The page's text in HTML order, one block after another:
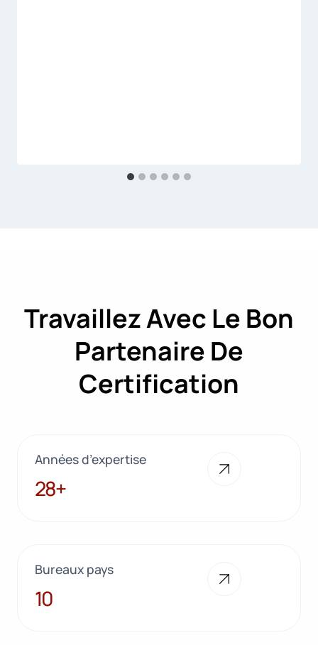
Travaillez Avec Le Bon
Partenaire De
Certification
Années d’expertise
28+
28+
Bureaux pays
10
10